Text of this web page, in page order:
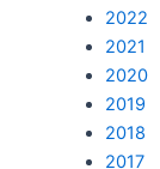
2022
2021
2020
2019
2018
2017